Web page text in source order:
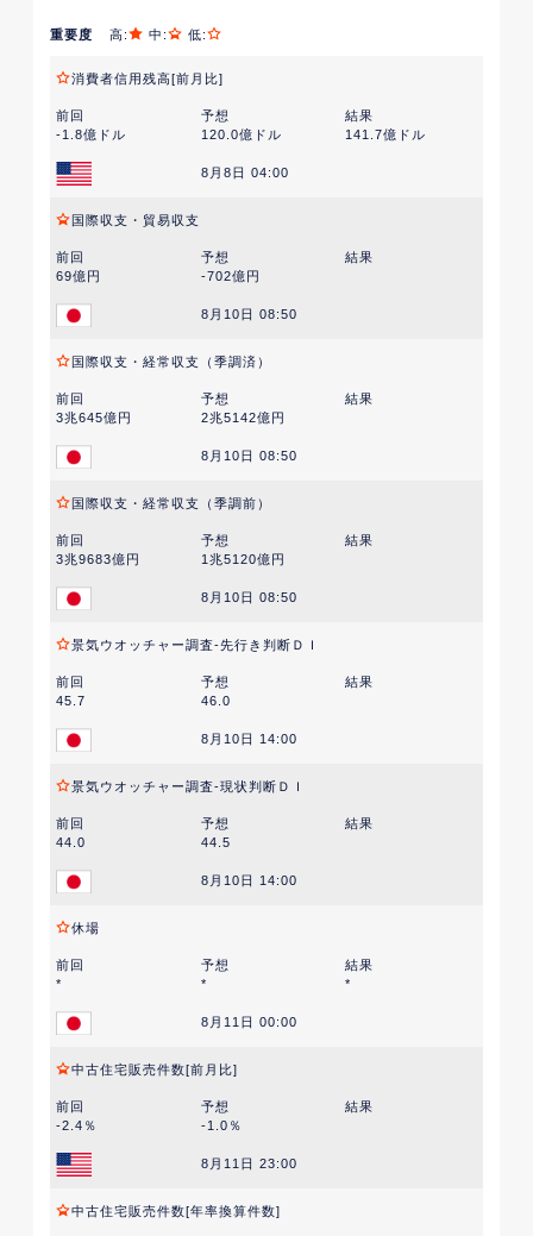
重要度 高: 中: 低:
消費者信用残高[前月比]
前回 予想
結果
-1.8億ドル
120.0億ドル 141.7億ドル
8月8日 04:00
国際収支・貿易収支
前回 予想
結果
69億円
-702億円
8月10日 08:50
国際収支・経常収支（季調済）
前回 予想
結果
3兆645億円
2兆5142億円
8月10日 08:50
国際収支・経常収支（季調前）
前回 予想
結果
3兆9683億円
1兆5120億円
8月10日 08:50
景気ウオッチャー調査-先行き判断ＤＩ
前回 予想
結果
45.7
46.0
8月10日 14:00
景気ウオッチャー調査-現状判断ＤＩ
前回 予想
結果
44.0
44.5
8月10日 14:00
休場
前回 予想
結果
*
* *
8月11日 00:00
中古住宅販売件数[前月比]
前回 予想
結果
-2.4％
-1.0％
8月11日 23:00
中古住宅販売件数[年率換算件数]